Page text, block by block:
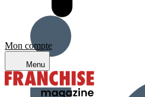
Mon compte
Menu